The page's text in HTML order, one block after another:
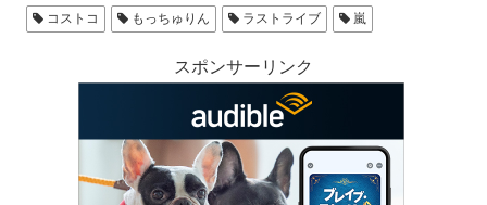
コストコ もっちゅりん ラストライブ 嵐
スポンサーリンク